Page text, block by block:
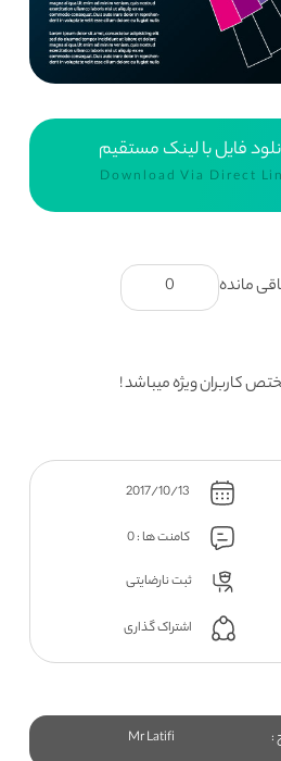
فایل با لینک مستقیم
Download Via Direct
مانده 0
کاربران ویژه میباشد !
کامنت ها : 0
ثبت نارضایتی
اشتراک گذاری
:
Mr Latifi